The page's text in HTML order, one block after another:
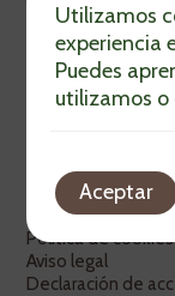
Legal
Política de
Política de cookies
Aviso legal
Declaración de
Utilizamos
experiencia
Puedes
utilizamos o
Aceptar